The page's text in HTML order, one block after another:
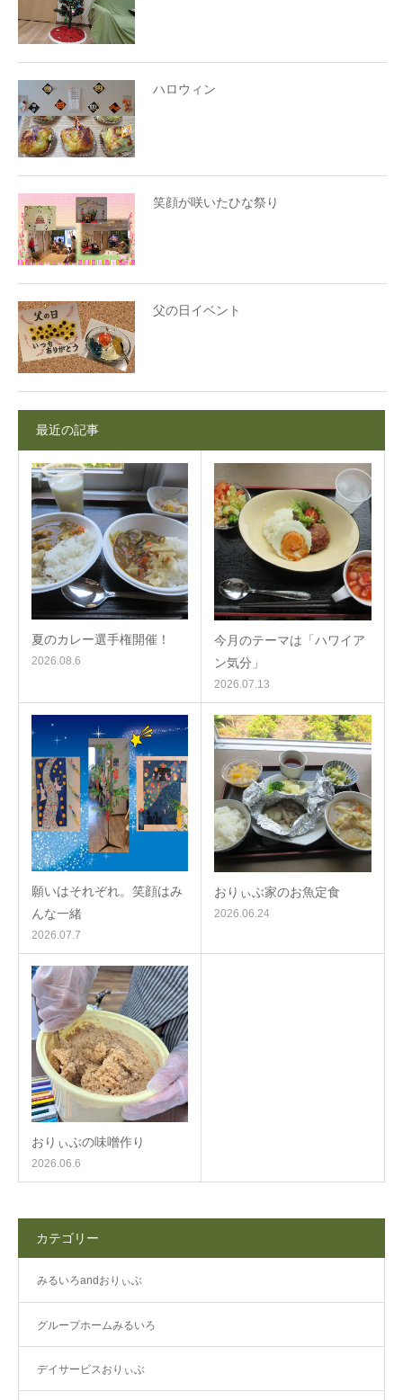
ハロウィン
笑顔が咲いたひな祭り
父の日イベント
最近の記事
夏のカレー選手権開催！
2026.08.6
今月のテーマは「ハワイア
ン気分」
2026.07.13
願いはそれぞれ。笑顔はみ
んな一緒
2026.07.7
おりぃぶ家のお魚定食
2026.06.24
おりぃぶの味噌作り
2026.06.6
カテゴリー
みるいろandおりぃぶ
グループホームみるいろ
デイサービスおりぃぶ